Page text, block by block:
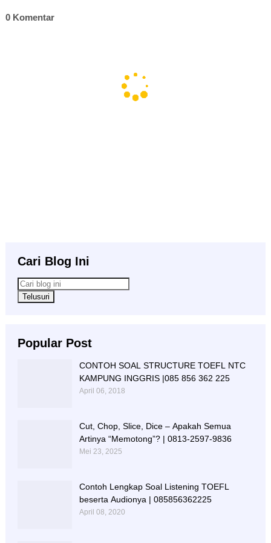
0 Komentar
Cari Blog Ini
Popular Post
CONTOH SOAL STRUCTURE TOEFL NTC
KAMPUNG INGGRIS |085 856 362 225
April 06, 2018
Cut, Chop, Slice, Dice – Apakah Semua
Artinya “Memotong”? | 0813-2597-9836
Mei 23, 2025
Contoh Lengkap Soal Listening TOEFL
beserta Audionya | 085856362225
April 08, 2020